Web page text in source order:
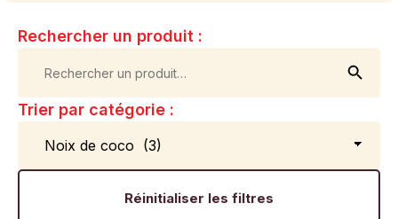
Rechercher un produit :
Search
for:
Trier par catégorie :
Réinitialiser les filtres